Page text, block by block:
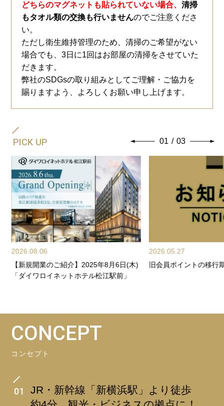
どちらのマグネットも貼られていない場合、清掃
もタオル類の交換も行いませんのでご注意くださ
い。
ただし衛生維持管理のため、清掃のご希望がない
場合でも、3日に1回はお部屋の清掃をさせていた
だきます。
弊社のSDGsの取り組みとしてご理解・ご協力を
賜りますよう、よろしくお願い申し上げます。
PICK UP
2026.08.06
【新規開業のご紹介】2025年8月6日(木)
「ダイワロイネットホテル松江駅前」
2026.05.27
旧会員ポイントの移行
01 / 03
CONCEPT
コンセプト
01
JR・新幹線「新横浜駅」より徒歩